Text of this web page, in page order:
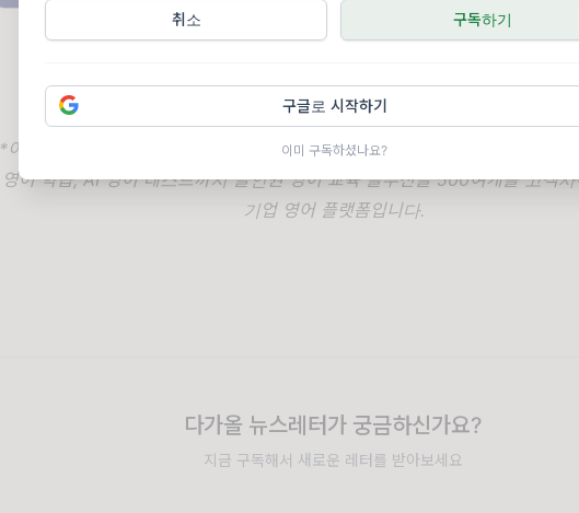
구독하기
취소
구글로 시작하기
이미 구독하셨나요?
*이 HR 웨비나 패키지는 달램의 파트너사, 링글이 준비했습니다.
링글은 화
영어 학습, AI 영어 테스트까지 올인원 영어 교육 솔루션을 500여개를 고객
기업 영어 플랫폼입니다.
다가올 뉴스레터가 궁금하신가요?
지금 구독해서 새로운 레터를 받아보세요